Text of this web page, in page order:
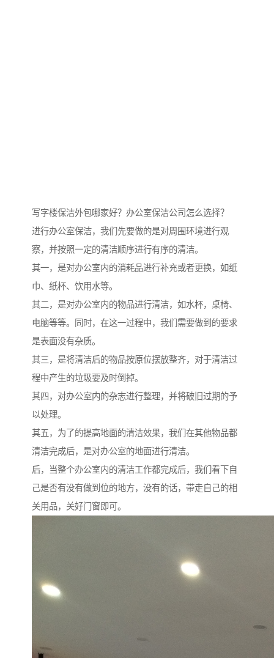
写字楼保洁外包哪家好？办公室保洁公司怎么选择？
进行办公室保洁，我们先要做的是对周围环境进行观
察，并按照一定的清洁顺序进行有序的清洁。
其一，是对办公室内的消耗品进行补充或者更换，如纸
巾、纸杯、饮用水等。
其二，是对办公室内的物品进行清洁，如水杯，桌椅、
电脑等等。同时，在这一过程中，我们需要做到的要求
是表面没有杂质。
其三，是将清洁后的物品按原位摆放整齐，对于清洁过
程中产生的垃圾要及时倒掉。
其四，对办公室内的杂志进行整理，并将破旧过期的予
以处理。
其五，为了的提高地面的清洁效果，我们在其他物品都
清洁完成后，是对办公室的地面进行清洁。
后，当整个办公室内的清洁工作都完成后，我们看下自
己是否有没有做到位的地方，没有的话，带走自己的相
关用品，关好门窗即可。